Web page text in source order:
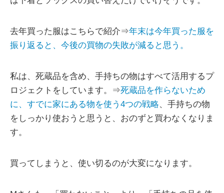
去年買った服はこちらで紹介⇒年末は今年買った服を
振り返ると、今後の買物の失敗が減ると思う。
私は、死蔵品を含め、手持ちの物はすべて活用するプ
ロジェクトをしています。⇒死蔵品を作らないため
に、すでに家にある物を使う4つの戦略、手持ちの物
をしっかり使おうと思うと、おのずと買わなくなりま
す。
買ってしまうと、使い切るのが大変になります。